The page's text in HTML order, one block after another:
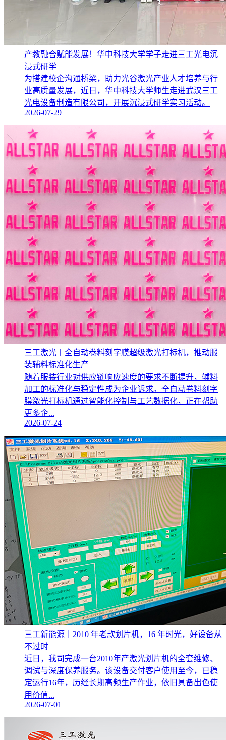
产教融合赋能发展！华中科技大学学子走进三工光电沉
浸式研学
为搭建校企沟通桥梁，助力光谷激光产业人才培养与行
业高质量发展，近日，华中科技大学师生走进武汉三工
光电设备制造有限公司，开展沉浸式研学实习活动。
2026-07-29
三工激光丨全自动卷料刻字膜超级激光打标机，推动服
装辅料标准化生产‌
随着服装行业对供应链响应速度的要求不断提升，辅料
加工的标准化与稳定性成为企业诉求。全自动卷料刻字
膜激光打标机通过智能化控制与工艺数据化，正在帮助
更多企...
2026-07-24
三工新能源｜2010 年老款划片机，16 年时光，好设备从
不过时
近日，我司完成一台2010年产激光划片机的全套维修、
调试与深度保养服务。该设备交付客户使用至今，已稳
定运行16年，历经长期高频生产作业，依旧具备出色使
用价值...
2026-07-01